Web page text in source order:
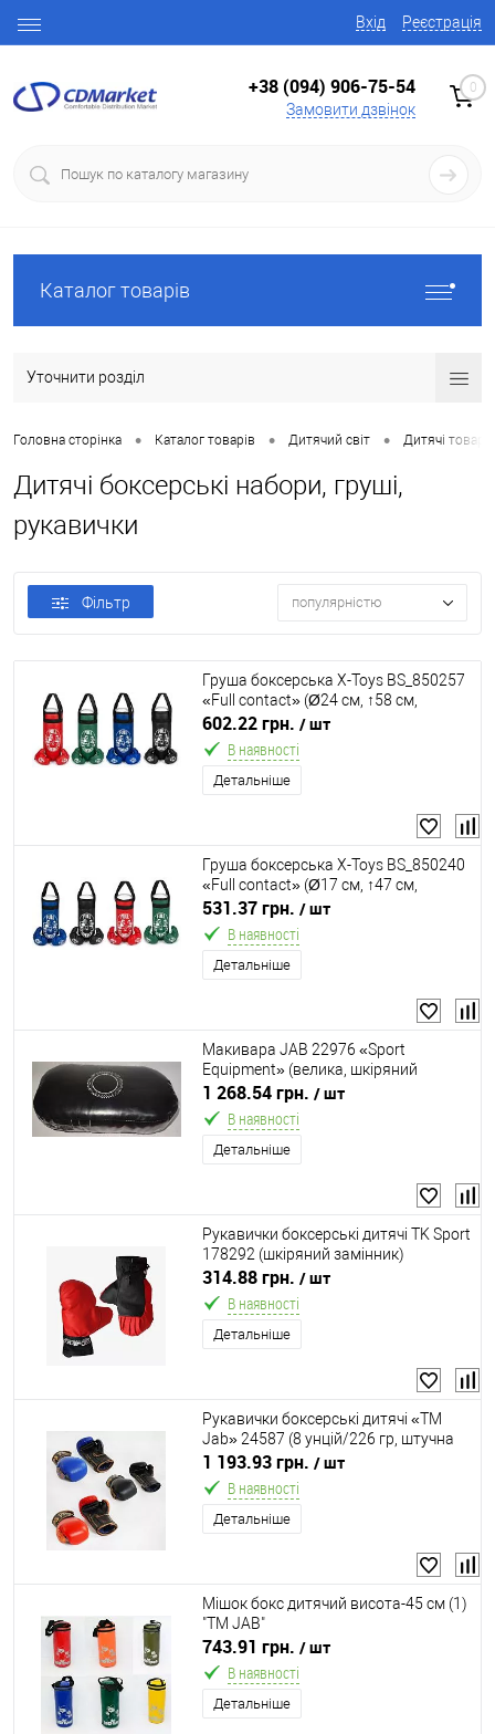
Вхід Реєстрація
+38 (094) 906-75-54
Замовити дзвінок
0
Каталог товарів
Уточнити розділ
Головна сторінка • Каталог товарів • Дитячий світ • Дитячі
Дитячі боксерські набори, груші,
рукавички
Фільтр популярністю
Груша боксерська X-Toys BS_850257
«Full contact» (Ø24 см, ↑58 см,
наповнювач: тирса, рукавички, 4
кольори)
602.22 грн. / шт
В наявності
Детальніше
Груша боксерська X-Toys BS_850240
«Full contact» (Ø17 см, ↑47 см,
наповнювач: тирса, рукавички, 4
кольори)
531.37 грн. / шт
В наявності
Детальніше
Макивара JAB 22976 «Sport
Equipment» (велика, шкіряний
замінник)
1 268.54 грн. / шт
В наявності
Детальніше
Рукавички боксерські дитячі TK Sport
178292 (шкіряний замінник)
314.88 грн. / шт
В наявності
Детальніше
Рукавички боксерські дитячі «ТМ
Jab» 24587 (8 унцій/226 гр, штучна
шкіра)
1 193.93 грн. / шт
В наявності
Детальніше
Мішок бокс дитячий висота-45 см (1)
"ТМ JAB"
743.91 грн. / шт
В наявності
Детальніше